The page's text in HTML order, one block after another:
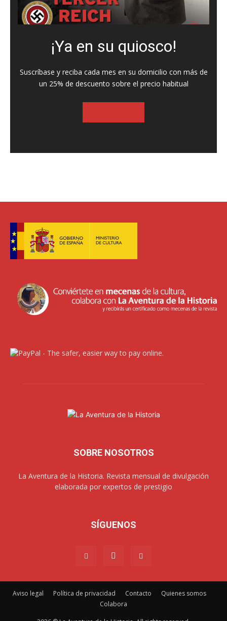
¡Ya en su quiosco!
Suscríbase y reciba cada mes en su domicilio con más de
un 25% de descuento sobre el precio habitual
SOBRE NOSOTROS
La Aventura de la Historia. Revista mensual de divulgación
elaborada por expertos de prestigio
SÍGUENOS
Aviso legal Política de privacidad Contacto
Quienes somos
Colabora